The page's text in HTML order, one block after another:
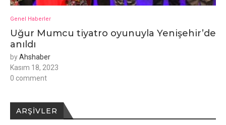
Genel Haberler
Uğur Mumcu tiyatro oyunuyla Yenişehir’de
anıldı
byAhshaber
Kasım 18, 2023
0 comment
ARŞIVLER